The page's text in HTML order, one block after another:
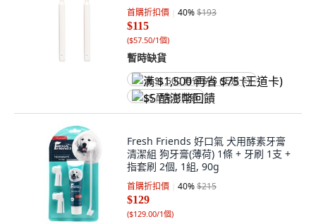
首購折扣價 40%$193
$115
($57.50/1個)
暫時缺貨
满 $1,500 再省 $75 (王道卡)
$5 酷澎幣回饋
Fresh Friends 好口氣 犬用酵素牙膏
清潔組 狗牙膏(薄荷) 1條 + 牙刷 1支 +
指套刷 2個, 1組, 90g
首購折扣價 40%$215
$129
($129.00/1個)